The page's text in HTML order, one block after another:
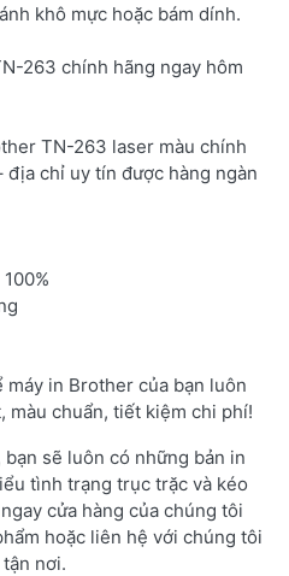
khô mực hoặc bám dính.
263 chính hãng ngay hôm
TN-263 laser màu chính
địa chỉ uy tín được hàng ngàn
máy in Brother của bạn luôn
màu chuẩn, tiết kiệm chi phí!
sẽ luôn có những bản in
tình trạng trục trặc và kéo
cửa hàng của chúng tôi
hoặc liên hệ với chúng tôi
nơi.